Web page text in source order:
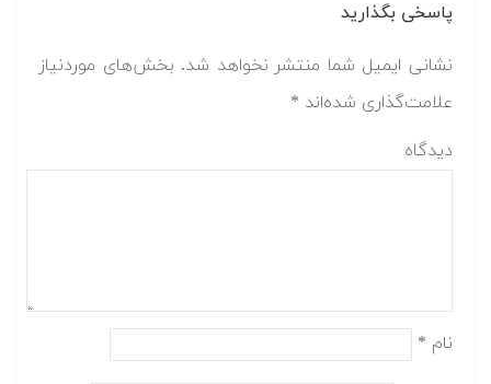
پاسخی بگذارید
نشانی ایمیل شما منتشر نخواهد شد. بخش‌های موردنیاز
علامت‌گذاری شده‌اند *
دیدگاه
نام *